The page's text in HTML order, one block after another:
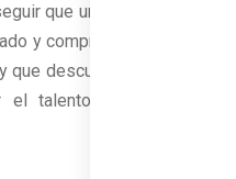
que un trabajador con
y comprometido con la
descuidarlo, pues es
el talento dentro de la